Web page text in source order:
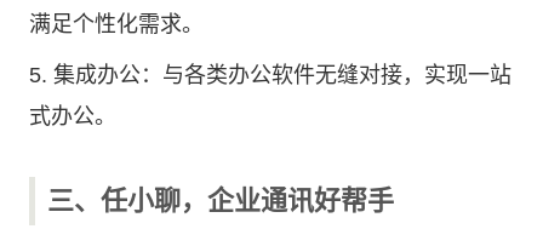
满足个性化需求。
5. 集成办公：与各类办公软件无缝对接，实现一站
式办公。
三、任小聊，企业通讯好帮手